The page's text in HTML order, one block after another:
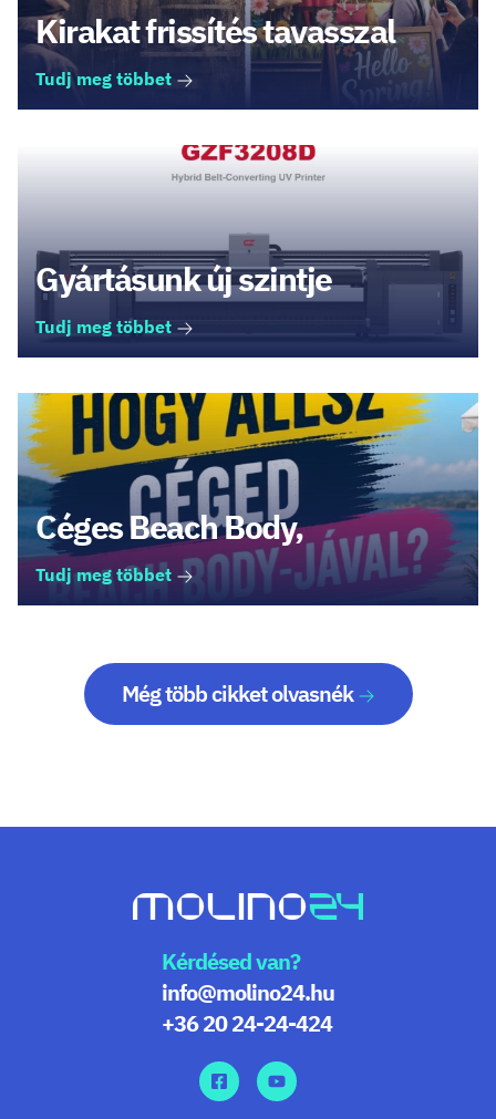
Kirakat frissítés tavasszal
Tudj meg többet
Gyártásunk új szintje
Tudj meg többet
Céges Beach Body,
Tudj meg többet
Még több cikket olvasnék
Kérdésed van?
info@molino24.hu
+36 20 24-24-424